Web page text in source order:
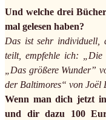
Und welche drei
mal gelesen haben?
Das ist sehr individuell,
teilt, empfehle ich: „Die
„Das größere Wunder”
der Baltimores“ von Joël
Wenn man dich jetzt
und dir dazu 100